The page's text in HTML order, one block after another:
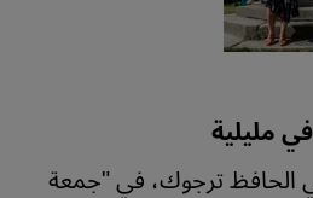
مليلية
الحافظ ترجوك، في "جمعة